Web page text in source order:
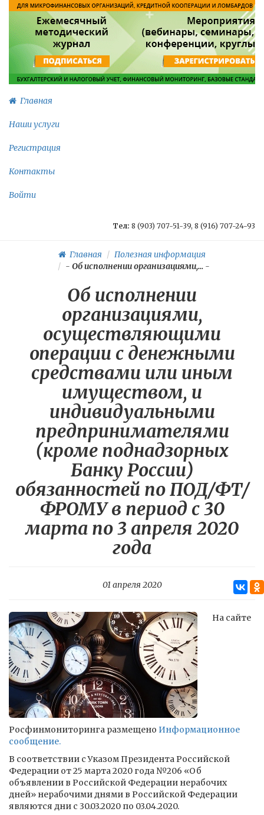
Главная
Наши услуги
Регистрация
Контакты
Войти
Тел: 8 (903) 707-51-39, 8 (916) 707-24-93
Главная
Полезная информация
- Об исполнении организациями,...-
Об исполнении
организациями,
осуществляющими
операции с денежными
средствами или иным
имуществом, и
индивидуальными
предпринимателями
(кроме поднадзорных
Банку России)
обязанностей по ПОД/ФТ/
ФРОМУ в период с 30
марта по 3 апреля 2020
года
01 апреля 2020
На сайте
Росфинмониторинга размещено Информационное
сообщение.
В соответствии с Указом Президента Российской
Федерации от 25 марта 2020 года №206 «Об
объявлении в Российской Федерации нерабочих
дней» нерабочими днями в Российской Федерации
являются дни с 30.03.2020 по 03.04.2020.